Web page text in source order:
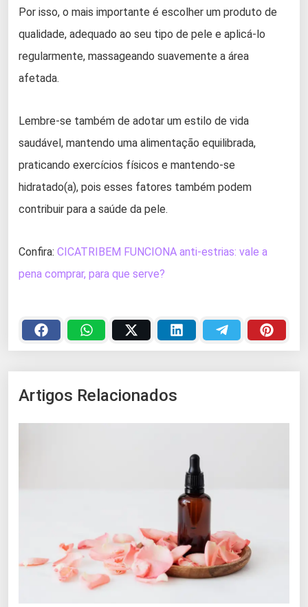
Por isso, o mais importante é escolher um produto de
qualidade, adequado ao seu tipo de pele e aplicá-lo
regularmente, massageando suavemente a área
afetada.
Lembre-se também de adotar um estilo de vida
saudável, mantendo uma alimentação equilibrada,
praticando exercícios físicos e mantendo-se
hidratado(a), pois esses fatores também podem
contribuir para a saúde da pele.
Confira: CICATRIBEM FUNCIONA anti-estrias: vale a
pena comprar, para que serve?
Artigos Relacionados